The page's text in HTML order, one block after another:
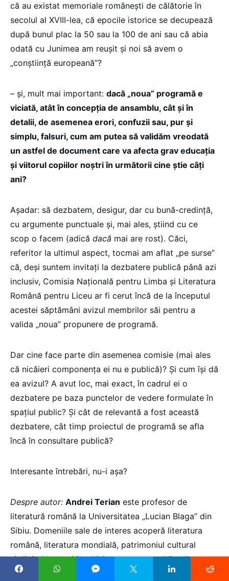
că au existat memoriale românești de călătorie în
secolul al XVIII-lea, că epocile istorice se decupează
după bunul plac la 50 sau la 100 de ani sau că abia
odată cu Junimea am reușit și noi să avem o
„conștiință europeană”?
– și, mult mai important: dacă „noua” programă e
viciată, atât în concepția de ansamblu, cât și în
detalii, de asemenea erori, confuzii sau, pur și
simplu, falsuri, cum am putea să validăm vreodată
un astfel de document care va afecta grav educația
și viitorul copiilor noștri în următorii cine știe câți
ani?
Așadar: să dezbatem, desigur, dar cu bună-credință,
cu argumente punctuale și, mai ales, știind cu ce
scop o facem (adică dacă mai are rost). Căci,
referitor la ultimul aspect, tocmai am aflat „pe surse”
că, deși suntem invitați la dezbatere publică până azi
inclusiv, Comisia Națională pentru Limba și Literatura
Română pentru Liceu ar fi cerut încă de la începutul
acestei săptămâni avizul membrilor săi pentru a
valida „noua” propunere de programă.
Dar cine face parte din asemenea comisie (mai ales
că nicăieri componența ei nu e publică)? Și cum își dă
ea avizul? A avut loc, mai exact, în cadrul ei o
dezbatere pe baza punctelor de vedere formulate în
spațiul public? Și cât de relevantă a fost această
dezbatere, cât timp proiectul de programă se afla
încă în consultare publică?
Interesante întrebări, nu-i așa?
Despre autor: Andrei Terian este profesor de
literatură română la Universitatea „Lucian Blaga” din
Sibiu. Domeniile sale de interes acoperă literatura
română, literatura mondială, patrimoniul cultural
șidigital humanities. Ultima sa carte publicată este
volumul colectiv
Engaging Communities in Cultural